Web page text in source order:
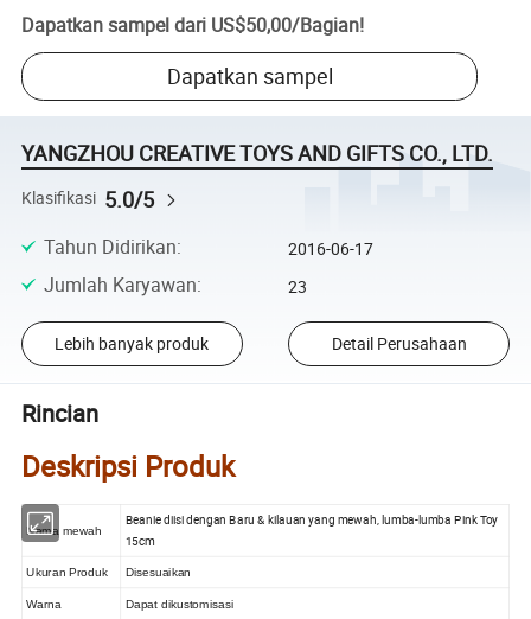
Dapatkan sampel dari US$50,00/Bagian!
Dapatkan sampel
YANGZHOU CREATIVE TOYS AND GIFTS CO., LTD.
Klasifikasi 5.0/5
Tahun Didirikan: 2016-06-17
Jumlah Karyawan: 23
Lebih banyak produk Detail Perusahaan
Rincian
Deskripsi Produk
Nama mewah
Beanie diisi dengan Baru & kilauan yang mewah, lumba-lumba Pink Toy
15cm
Ukuran Produk Disesuaikan
Warna Dapat dikustomisasi